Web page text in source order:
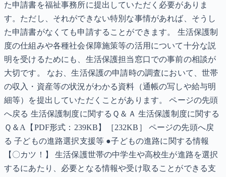
た申請書を福祉事務所に提出していただく必要がありま
す。ただし、それができない特別な事情があれば、そうし
た申請書がなくても申請することができます。 生活保護制
度の仕組みや各種社会保障施策等の活用について十分な説
明を受けるためにも、生活保護担当窓口での事前の相談が
大切です。 なお、生活保護の申請時の調査において、世帯
の収入・資産等の状況がわかる資料（通帳の写しや給与明
細等）を提出していただくことがあります。 ページの先頭
へ戻る 生活保護制度に関するＱ＆Ａ 生活保護制度に関する
Ｑ＆A【PDF形式：239KB】［232KB］ ページの先頭へ戻
る 子どもの進路選択支援等 ●子どもの進路に関する情報
【〇カツ！】 生活保護世帯の中学生や高校生が進路を選択
するにあたり、必要となる情報や受け取ることができる支